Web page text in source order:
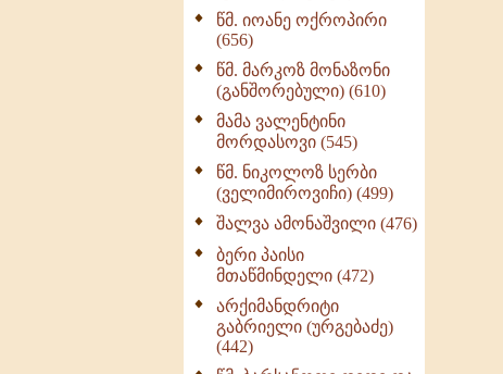
მონაზვნური
გამოცდილების
ოთხი ასეული თავი
სიყვარულის შესახებ
(259)
წმ. იოანე ოქროპირი
(656)
წმ. მარკოზ მონაზონი
(განშორებული) (610)
მამა ვალენტინი
მორდასოვი (545)
წმ. ნიკოლოზ სერბი
(ველიმიროვიჩი) (499)
შალვა ამონაშვილი (476)
ბერი პაისი
მთაწმინდელი (472)
არქიმანდრიტი
გაბრიელი (ურგებაძე)
(442)